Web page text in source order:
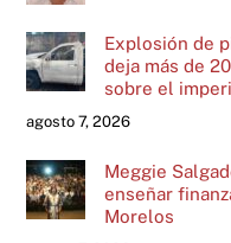
Explosión de
deja más de
sobre el
agosto 7, 2026
Meggie
enseñar
Morelos